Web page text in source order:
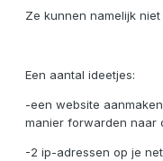
Ze kunnen namelijk
Een aantal ideetjes:
-een website
manier forwarden naar
-2 ip-adressen op je